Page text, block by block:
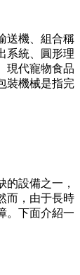
機、組合稱
系統、圓形理
現代寵物食品
裝機械是指完
設備之一，
而，由于長時
。下面介紹一